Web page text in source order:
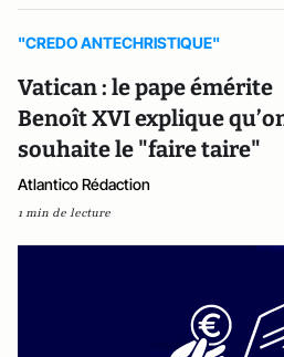
"CREDO ANTECHRISTIQUE"
Vatican : le pape émérite
Benoît XVI explique
souhaite le "faire taire"
Atlantico Rédaction
1 min de lecture